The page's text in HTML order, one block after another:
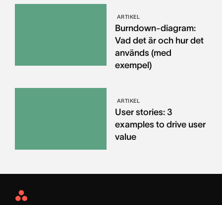
ARTIKEL
Burndown-diagram:
Vad det är och hur det
används (med
exempel)
ARTIKEL
User stories: 3
examples to drive user
value
Asana